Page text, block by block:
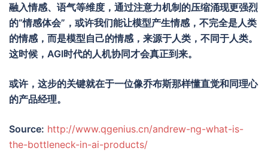
融入情感、语气等维度，通过注意力机制的压缩涌现更强烈
的“情感体会” ，或许我们能让模型产生情感，不完全是人类
的情感，而是模型自己的情感，来源于人类，不同于人类。
这时候， AGI时代的人机协同才会真正到来。
或许，这步的关键就在于一位像乔布斯那样懂直觉和同理心
的产品经理。
Source: http://www.qgenius.cn/andrew-ng-what-is-
the-bottleneck-in-ai-products/